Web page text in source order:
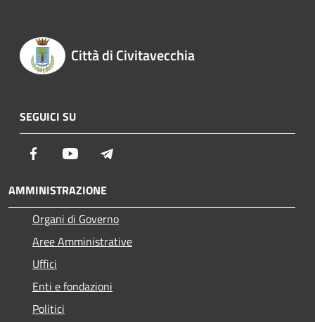
Città di Civitavecchia
SEGUICI SU
Facebook Youtube
AMMINISTRAZIONE
Organi di Governo
Aree Amministrative
Uffici
Enti e fondazioni
Politici